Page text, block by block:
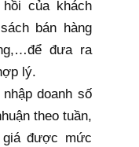
của khách
bán hàng
đưa ra
lý.
doanh số
theo tuần,
được mức